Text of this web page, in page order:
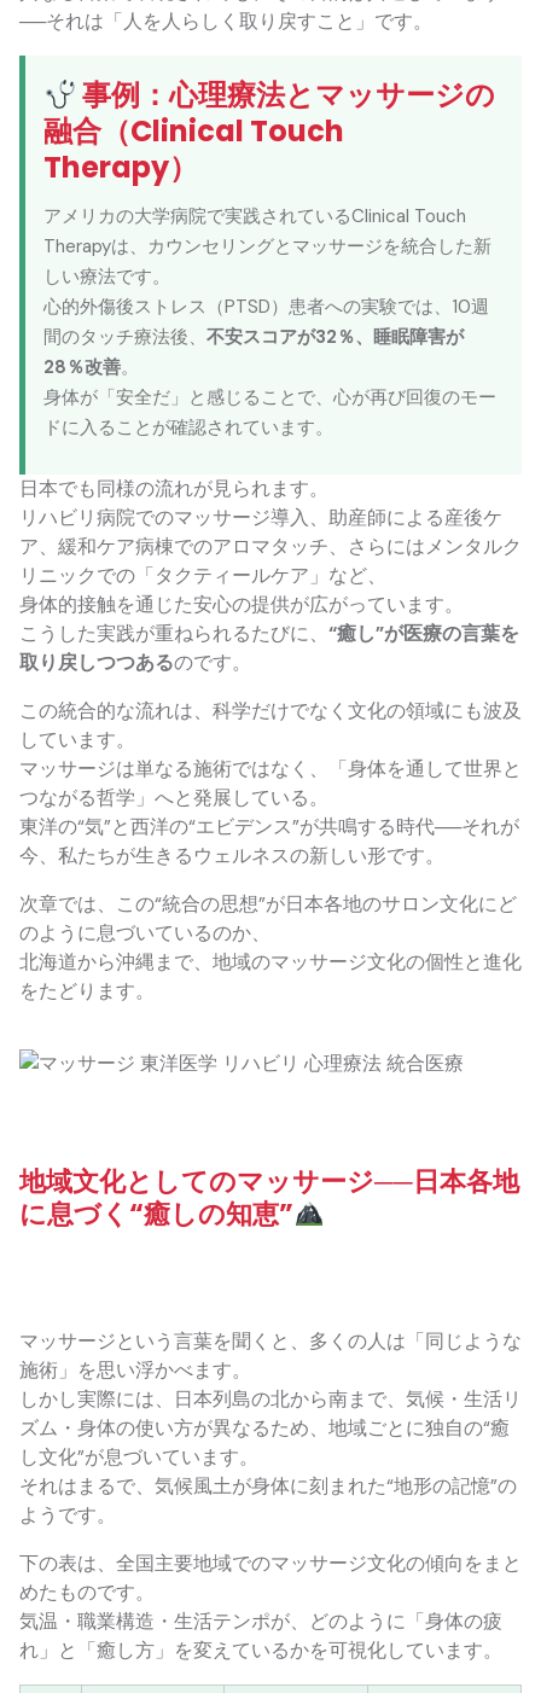
──それは「人を人らしく取り戻すこと」です。
事例：心理療法とマッサージの
融合（Clinical Touch
Therapy）
アメリカの大学病院で実践されているClinical Touch
Therapyは、カウンセリングとマッサージを統合した新
しい療法です。
心的外傷後ストレス（PTSD）患者への実験では、10週
間のタッチ療法後、 不安スコアが32％、睡眠障害が
28％改善。
身体が「安全だ」と感じることで、心が再び回復のモー
ドに入ることが確認されています。
日本でも同様の流れが見られます。
リハビリ病院でのマッサージ導入、助産師による産後ケ
ア、緩和ケア病棟でのアロマタッチ、さらにはメンタルク
リニックでの「タクティールケア」など、
身体的接触を通じた安心の提供が広がっています。
こうした実践が重ねられるたびに、 “癒し”が医療の言葉を
取り戻しつつあるのです。
この統合的な流れは、科学だけでなく文化の領域にも波及
しています。
マッサージは単なる施術ではなく、「身体を通して世界と
つながる哲学」へと発展している。
東洋の“気”と西洋の“エビデンス”が共鳴する時代──それが
今、私たちが生きるウェルネスの新しい形です。
次章では、この“統合の思想”が日本各地のサロン文化にど
のように息づいているのか、
北海道から沖縄まで、地域のマッサージ文化の個性と進化
をたどります。
地域文化としてのマッサージ──日本各地
に息づく“癒しの知恵”
マッサージという言葉を聞くと、多くの人は「同じような
施術」を思い浮かべます。
しかし実際には、日本列島の北から南まで、気候・生活リ
ズム・身体の使い方が異なるため、地域ごとに独自の“癒
し文化”が息づいています。
それはまるで、気候風土が身体に刻まれた“地形の記憶”の
ようです。
下の表は、全国主要地域でのマッサージ文化の傾向をまと
めたものです。
気温・職業構造・生活テンポが、どのように「身体の疲
れ」と「癒し方」を変えているかを可視化しています。